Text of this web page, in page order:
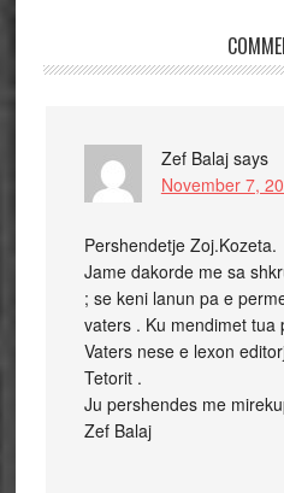
Zef Balaj says
November 7,
Pershendetje Zoj.Kozeta.
Jame dakorde me sa
; se keni lanun pa e
vaters . Ku mendimet tua
Vaters nese e lexon
Tetorit .
Ju pershendes me
Zef Balaj